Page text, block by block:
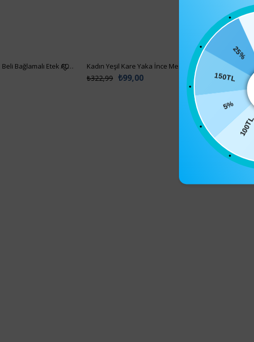
Kadın Siyah Asimetrik Kesim Beli Bağlamalı Etek ALC-X5001 Kadın Yeşil Kare Yaka İnce Merserize Bluz ALC-7122
₺99,00
₺322,99
100TL
5%
150TL
25%